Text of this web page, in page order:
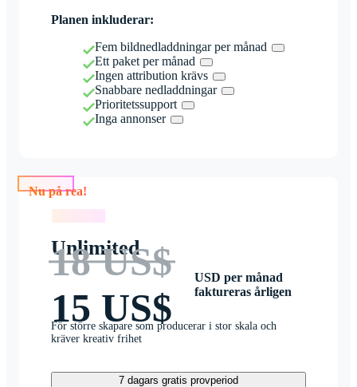
Planen inkluderar:
Fem bildnedladdningar per månad
Ett paket per månad
Ingen attribution krävs
Snabbare nedladdningar
Prioritetssupport
Inga annonser
Nu på rea!
Unlimited
18 US$
15 US$
USD per månad
faktureras årligen
För större skapare som producerar i stor skala och
kräver kreativ frihet
7 dagars gratis provperiod